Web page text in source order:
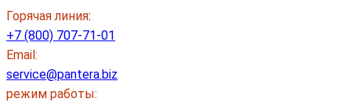
Горячая линия:
+7 (800) 707-71-01
Email:
service@pantera.biz
режим работы: